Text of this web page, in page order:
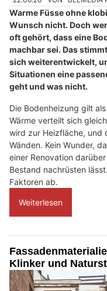
Warme Füsse ohne
Wunsch nicht. Doch
oft gehört, dass eine
machbar sei. Das
sich weiterentwickelt,
Situationen eine
geht und was nicht.
Die Bodenheizung gilt
Wärme verteilt sich
wird zur Heizfläche, und
Wänden. Kein Wunder,
einer Renovation
Bestand nachrüsten
Faktoren ab.
Weiterlesen
Klinker und